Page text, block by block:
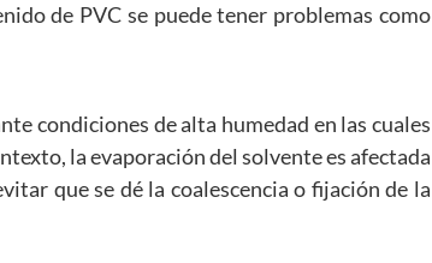
de PVC se puede tener problemas como
condiciones de alta humedad en las cuales
la evaporación del solvente es afectada
que se dé la coalescencia o fijación de la